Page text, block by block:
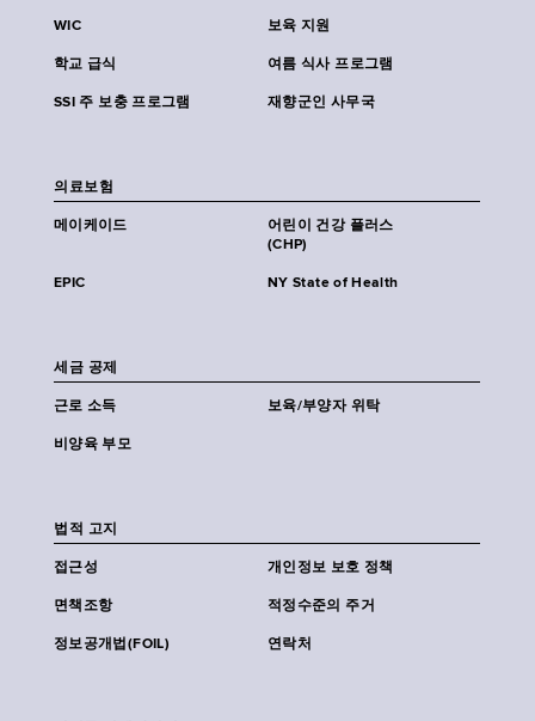
WIC 보육 지원
학교 급식 여름 식사 프로그램
SSI 주 보충 프로그램 재향군인 사무국
의료보험
메이케이드
어린이 건강 플러스
(CHP)
EPIC NY State of Health
세금 공제
근로 소득 보육/부양자 위탁
비양육 부모
법적 고지
접근성 개인정보 보호 정책
면책조항 적정수준의 주거
정보공개법(FOIL) 연락처